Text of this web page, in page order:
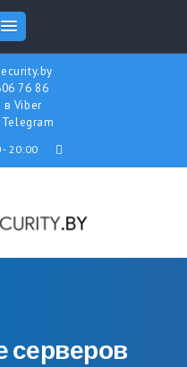
76 86
в Viber
20:00
серверов